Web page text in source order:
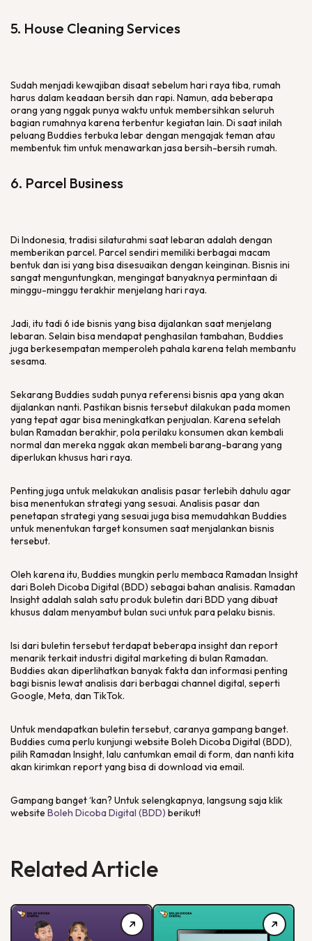
5. House Cleaning Services
Sudah menjadi kewajiban disaat sebelum hari raya tiba, rumah
harus dalam keadaan bersih dan rapi. Namun, ada beberapa
orang yang nggak punya waktu untuk membersihkan seluruh
bagian rumahnya karena terbentur kegiatan lain. Di saat inilah
peluang Buddies terbuka lebar dengan mengajak teman atau
membentuk tim untuk menawarkan jasa bersih-bersih rumah.
6. Parcel Business
Di Indonesia, tradisi silaturahmi saat lebaran adalah dengan
memberikan parcel. Parcel sendiri memiliki berbagai macam
bentuk dan isi yang bisa disesuaikan dengan keinginan. Bisnis ini
sangat menguntungkan, mengingat banyaknya permintaan di
minggu-minggu terakhir menjelang hari raya.
Jadi, itu tadi 6 ide bisnis yang bisa dijalankan saat menjelang
lebaran. Selain bisa mendapat penghasilan tambahan, Buddies
juga berkesempatan memperoleh pahala karena telah membantu
sesama.
Sekarang Buddies sudah punya referensi bisnis apa yang akan
dijalankan nanti. Pastikan bisnis tersebut dilakukan pada momen
yang tepat agar bisa meningkatkan penjualan. Karena setelah
bulan Ramadan berakhir, pola perilaku konsumen akan kembali
normal dan mereka nggak akan membeli barang-barang yang
diperlukan khusus hari raya.
Penting juga untuk melakukan analisis pasar terlebih dahulu agar
bisa menentukan strategi yang sesuai. Analisis pasar dan
penetapan strategi yang sesuai juga bisa memudahkan Buddies
untuk menentukan target konsumen saat menjalankan bisnis
tersebut.
Oleh karena itu, Buddies mungkin perlu membaca Ramadan Insight
dari Boleh Dicoba Digital (BDD) sebagai bahan analisis. Ramadan
Insight adalah salah satu produk buletin dari BDD yang dibuat
khusus dalam menyambut bulan suci untuk para pelaku bisnis.
Isi dari buletin tersebut terdapat beberapa insight dan report
menarik terkait industri digital marketing di bulan Ramadan.
Buddies akan diperlihatkan banyak fakta dan informasi penting
bagi bisnis lewat analisis dari berbagai channel digital, seperti
Google, Meta, dan TikTok.
Untuk mendapatkan buletin tersebut, caranya gampang banget.
Buddies cuma perlu kunjungi website Boleh Dicoba Digital (BDD),
pilih Ramadan Insight, lalu cantumkan email di form, dan nanti kita
akan kirimkan report yang bisa di download via email.
Gampang banget ‘kan? Untuk selengkapnya, langsung saja klik
website Boleh Dicoba Digital (BDD) berikut!
Related Article